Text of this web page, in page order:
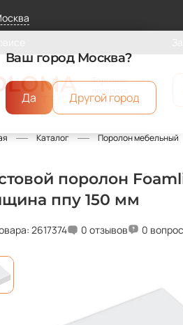
Торговая
ФомЛайн
Каталог Поролон мебельный
поролон
ппу 150 мм
2617374 0 отзывов 0
Ваш город Москва?
Да Другой город